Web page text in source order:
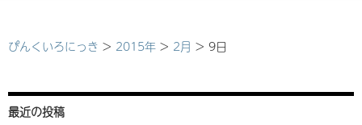
ぴんくいろにっき > 2015年 > 2月 > 9日
最近の投稿